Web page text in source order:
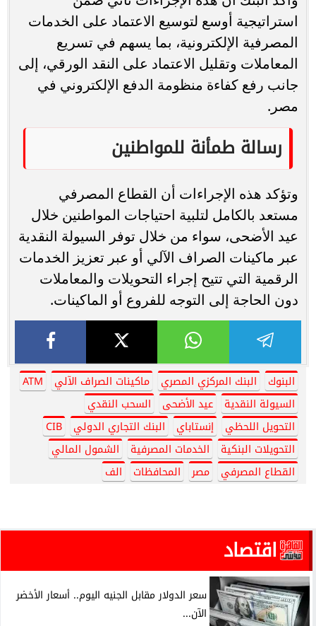
استراتيجية أوسع لتوسيع الاعتماد على الخدمات
المصرفية الإلكترونية، بما يسهم في تسريع
المعاملات وتقليل الاعتماد على النقد الورقي، إلى
جانب رفع كفاءة منظومة الدفع الإلكتروني في
مصر.
رسالة طمأنة للمواطنين
وتؤكد هذه الإجراءات أن القطاع المصرفي
مستعد بالكامل لتلبية احتياجات المواطنين خلال
عيد الأضحى، سواء من خلال توفر السيولة النقدية
عبر ماكينات الصراف الآلي أو عبر تعزيز الخدمات
الرقمية التي تتيح إجراء التحويلات والمعاملات
دون الحاجة إلى التوجه للفروع أو الماكينات.
البنوك البنك المركزي المصري ماكينات الصراف الآلي
ATM
السيولة النقدية
عيد الأضحى
السحب النقدي
التحويل اللحظي
إنستاباي البنك التجاري الدولي
CIB
التحويلات البنكية
الخدمات المصرفية
الشمول المالي
القطاع المصرفي
مصر المحافظات الف
اقتصاد
سعر الدولار مقابل الجنيه اليوم.. أسعار الأخضر
الآن...